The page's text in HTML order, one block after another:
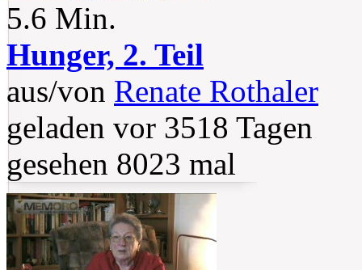
5.6 Min.
Hunger, 2. Teil
aus/von Renate Rothaler
geladen vor 3518 Tagen
gesehen 8023 mal